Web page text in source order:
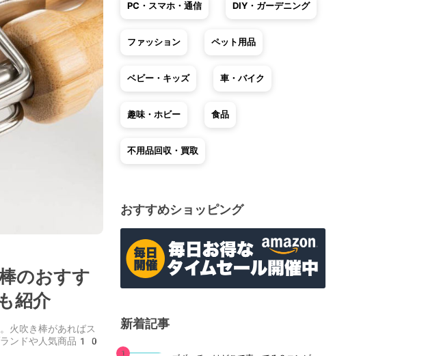
のおすす
紹介
火吹き棒があればス
ランドや人気商品10
PC・スマホ・通信 DIY・ガーデニング
ファッション ペット用品
ベビー・キッズ 車・バイク
趣味・ホビー 食品
不用品回収・買取
おすすめショッピング
新着記事